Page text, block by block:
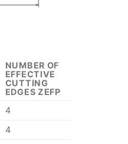
NUMBER OF
EFFECTIVE
CUTTING
EDGES ZEFP
4
4